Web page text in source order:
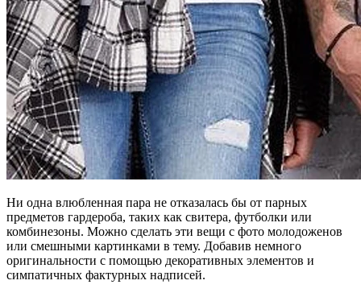
Ни одна влюбленная пара не отказалась бы от парных
предметов гардероба, таких как свитера, футболки или
комбинезоны. Можно сделать эти вещи с фото молодоженов
или смешными картинками в тему. Добавив немного
оригинальности с помощью декоративных элементов и
симпатичных фактурных надписей.